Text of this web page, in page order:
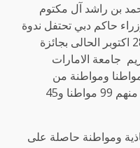
بن راشد آل مكتوم
حاكم دبي تحتفل ندوة
الثقافة والعلوم يوم الاحد الموافق 28 اكتوبر الحالى بجائزة
جامعة الامارات
العام العلميو وتكريم 147 مواطنا ومواطنة من
الحاصلين على الدكتوراة والاستاذية منهم 99 مواطنا و45
ومواطنة حاصلة على